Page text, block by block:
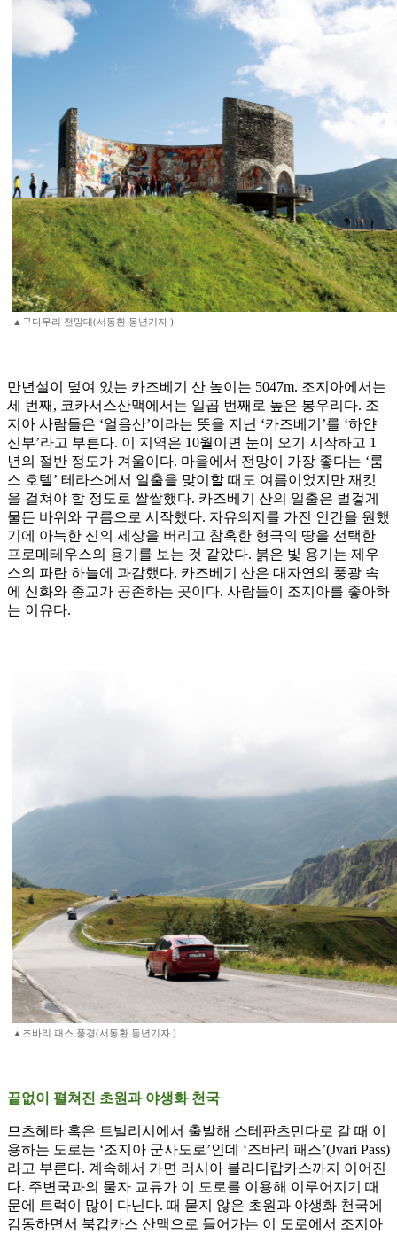
▲구다우리 전망대(서동환 동년기자 )
만년설이 덮여 있는 카즈베기 산 높이는 5047m. 조지아에서는
세 번째, 코카서스산맥에서는 일곱 번째로 높은 봉우리다. 조
지아 사람들은 ‘얼음산’이라는 뜻을 지닌 ‘카즈베기’를 ‘하얀
신부’라고 부른다. 이 지역은 10월이면 눈이 오기 시작하고 1
년의 절반 정도가 겨울이다. 마을에서 전망이 가장 좋다는 ‘룸
스 호텔’ 테라스에서 일출을 맞이할 때도 여름이었지만 재킷
을 걸쳐야 할 정도로 쌀쌀했다. 카즈베기 산의 일출은 벌겋게
물든 바위와 구름으로 시작했다. 자유의지를 가진 인간을 원했
기에 아늑한 신의 세상을 버리고 참혹한 형극의 땅을 선택한
프로메테우스의 용기를 보는 것 같았다. 붉은 빛 용기는 제우
스의 파란 하늘에 과감했다. 카즈베기 산은 대자연의 풍광 속
에 신화와 종교가 공존하는 곳이다. 사람들이 조지아를 좋아하
는 이유다.
▲즈바리 패스 풍경(서동환 동년기자 )
끝없이 펼쳐진 초원과 야생화 천국
므츠헤타 혹은 트빌리시에서 출발해 스테판츠민다로 갈 때 이
용하는 도로는 ‘조지아 군사도로’인데 ‘즈바리 패스’(Jvari Pass)
라고 부른다. 계속해서 가면 러시아 블라디캅카스까지 이어진
다. 주변국과의 물자 교류가 이 도로를 이용해 이루어지기 때
문에 트럭이 많이 다닌다. 때 묻지 않은 초원과 야생화 천국에
감동하면서 북캅카스 산맥으로 들어가는 이 도로에서 조지아